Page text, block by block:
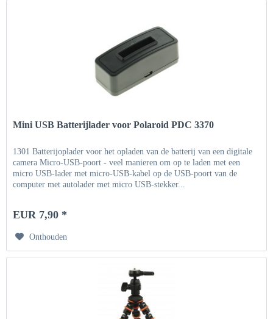
Mini USB Batterijlader voor Polaroid PDC 3370
1301 Batterijoplader voor het opladen van de batterij van een digitale
camera Micro-USB-poort - veel manieren om op te laden met een
micro USB-lader met micro-USB-kabel op de USB-poort van de
computer met autolader met micro USB-stekker...
EUR 7,90 *
Onthouden